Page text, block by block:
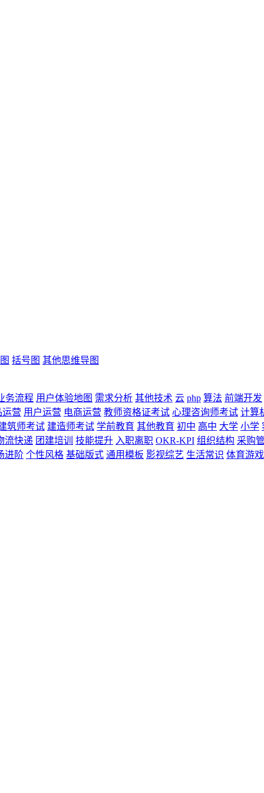
括号图 其他思维导图
务流程 用户体验地图 需求分析 其他技术 云 php 算法 前端开发
运营 用户运营 电商运营 教师资格证考试 心理咨询师考试 计算
筑师考试 建造师考试 学前教育 其他教育 初中 高中 大学 小学
流快递 团建培训 技能提升 入职离职 OKR-KPI 组织结构 采购
进阶 个性风格 基础版式 通用模板 影视综艺 生活常识 体育游戏